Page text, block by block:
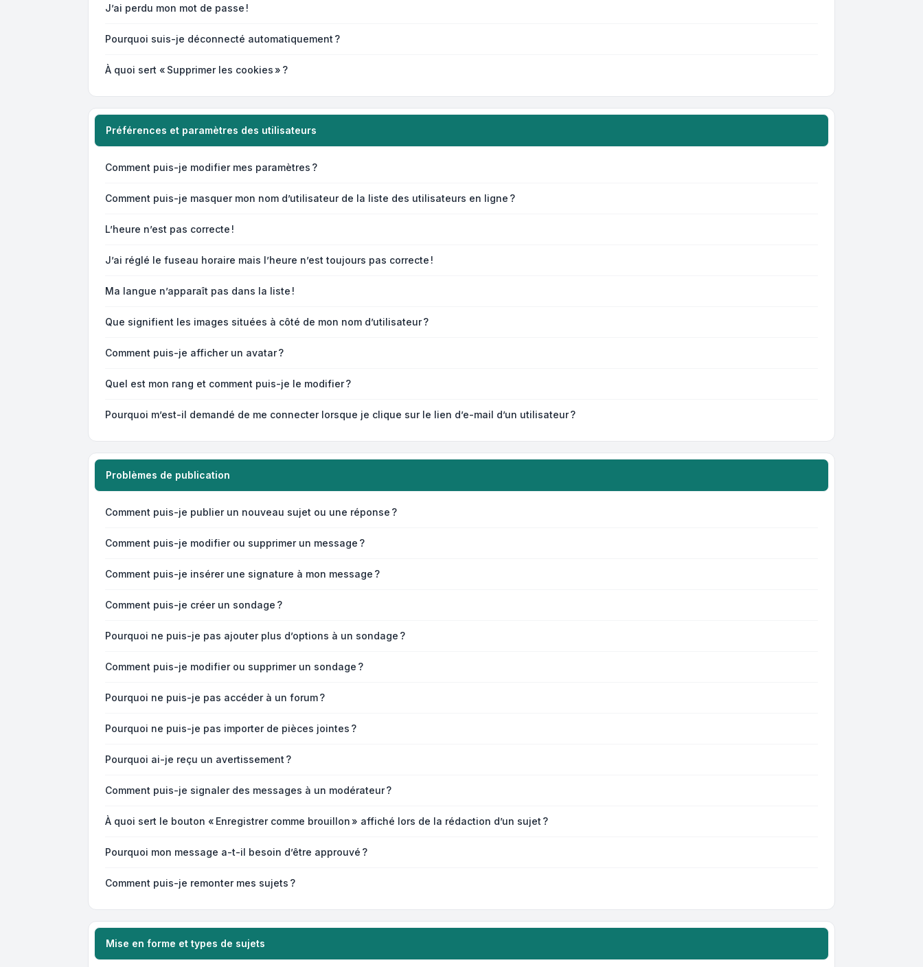
J’ai perdu mon mot de passe !
Pourquoi suis-je déconnecté automatiquement ?
À quoi sert « Supprimer les cookies » ?
Préférences et paramètres des utilisateurs
Comment puis-je modifier mes paramètres ?
Comment puis-je masquer mon nom d’utilisateur de la liste des utilisateurs en ligne ?
L’heure n’est pas correcte !
J’ai réglé le fuseau horaire mais l’heure n’est toujours pas correcte !
Ma langue n’apparaît pas dans la liste !
Que signifient les images situées à côté de mon nom d’utilisateur ?
Comment puis-je afficher un avatar ?
Quel est mon rang et comment puis-je le modifier ?
Pourquoi m’est-il demandé de me connecter lorsque je clique sur le lien d’e-mail d’un utilisateur ?
Problèmes de publication
Comment puis-je publier un nouveau sujet ou une réponse ?
Comment puis-je modifier ou supprimer un message ?
Comment puis-je insérer une signature à mon message ?
Comment puis-je créer un sondage ?
Pourquoi ne puis-je pas ajouter plus d’options à un sondage ?
Comment puis-je modifier ou supprimer un sondage ?
Pourquoi ne puis-je pas accéder à un forum ?
Pourquoi ne puis-je pas importer de pièces jointes ?
Pourquoi ai-je reçu un avertissement ?
Comment puis-je signaler des messages à un modérateur ?
À quoi sert le bouton « Enregistrer comme brouillon » affiché lors de la rédaction d’un sujet ?
Pourquoi mon message a-t-il besoin d’être approuvé ?
Comment puis-je remonter mes sujets ?
Mise en forme et types de sujets